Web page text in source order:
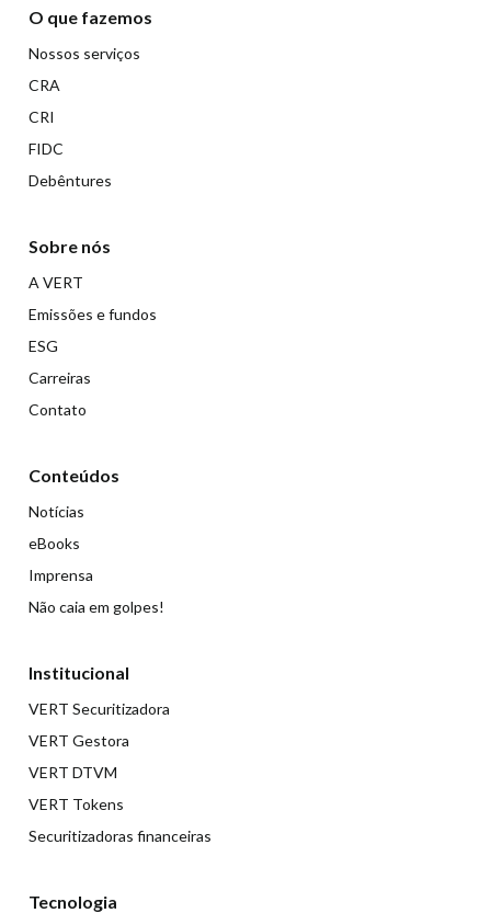
O que fazemos
Nossos serviços
CRA
CRI
FIDC
Debêntures
Sobre nós
A VERT
Emissões e fundos
ESG
Carreiras
Contato
Conteúdos
Notícias
eBooks
Imprensa
Não caia em golpes!
Institucional
VERT Securitizadora
VERT Gestora
VERT DTVM
VERT Tokens
Securitizadoras financeiras
Tecnologia